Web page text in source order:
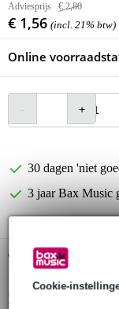
Cookie-
Adviesprijs € 2,80
€ 1,56 (incl. 21% btw)
Online
30 dagen 'niet
3 jaar Bax Music
Gratis ophalen
Productinformatie